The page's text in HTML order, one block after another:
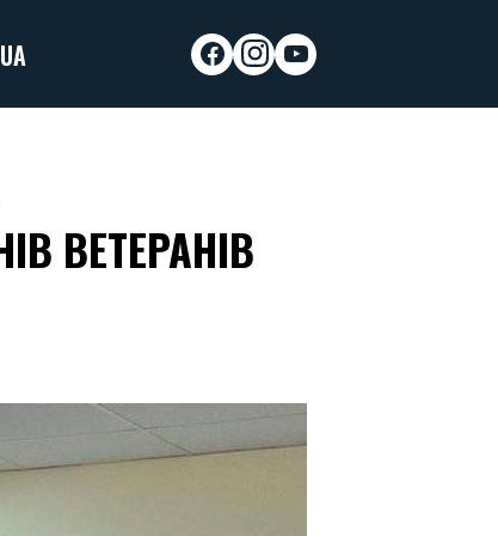
UA facebookinstagram
youtube
ВЕТЕРАНІВ